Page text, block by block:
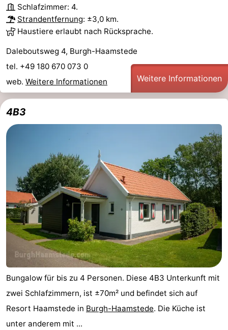
Schlafzimmer: 4.
Strandentfernung: ±3,0 km.
Haustiere erlaubt nach Rücksprache.
Daleboutsweg 4, Burgh-Haamstede
tel. +49 180 670 073 0
web. Weitere Informationen Weitere Informationen
4B3
Bungalow für bis zu 4 Personen. Diese 4B3 Unterkunft mit
zwei Schlafzimmern, ist ±70m² und befindet sich auf
Resort Haamstede in Burgh-Haamstede. Die Küche ist
unter anderem mit ...